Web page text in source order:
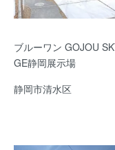
ブルーワン GOJOU
GE静岡展示場
静岡市清水区